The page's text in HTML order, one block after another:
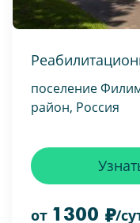
поселение
район, Россия
от 1300 /